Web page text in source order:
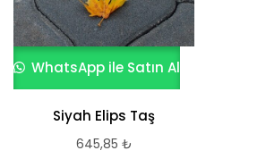
WhatsApp ile Satın Al
Siyah Elips Taş
645,85 ₺